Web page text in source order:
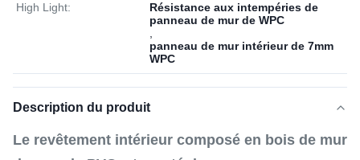
High Light:
Résistance aux intempéries de
panneau de mur de WPC
panneau de mur intérieur de 7mm
WPC
Description du produit
Le revêtement intérieur composé en bois de mur